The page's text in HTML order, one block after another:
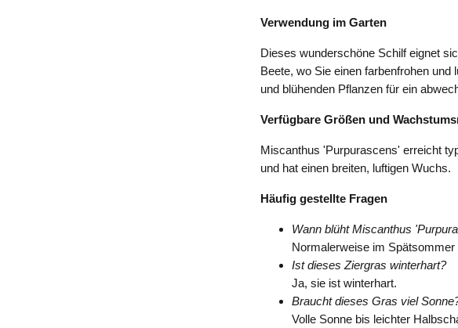
Verwendung im Garten
Dieses wunderschöne Schilf eignet
Beete, wo Sie einen farbenfrohen
und blühenden Pflanzen für ein
Verfügbare Größen und
Miscanthus 'Purpurascens' erreicht
und hat einen breiten, luftigen Wuchs.
Häufig gestellte Fragen
Wann blüht Miscanthus
Normalerweise im Spätsommer
Ist dieses Ziergras winterhart?
Ja, sie ist winterhart.
Braucht dieses Gras viel
Volle Sonne bis leichter